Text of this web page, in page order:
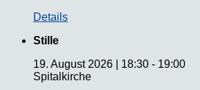
Details
Stille
19. August 2026
18:30 - 19:00
Spitalkirche